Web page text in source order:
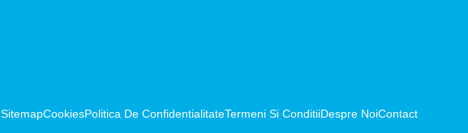
SitemapCookiesPolitica De ConfidentialitateTermeni Si ConditiiDespre NoiContact